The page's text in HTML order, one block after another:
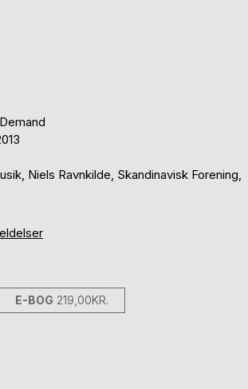
Niels Ravnkilde, Skandinavisk Forening,
E-BOG 219,00KR.